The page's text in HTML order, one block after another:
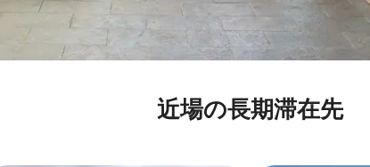
近場の長期滞在先